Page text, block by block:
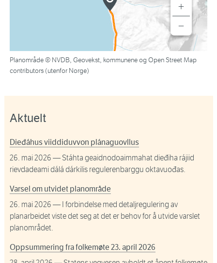
+
−
Planområde © NVDB, Geovekst, kommunene og Open Street Map
contributors (utenfor Norge)
Aktuelt
Dieđáhus viiddiduvvon plánaguovllus
26. mai 2026 — Stáhta geaidnodoaimmahat dieđiha rájiid
rievdadeami dálá dárkilis regulerenbarggu oktavuođas.
Varsel om utvidet planområde
26. mai 2026 — I forbindelse med detaljregulering av
planarbeidet viste det seg at det er behov for å utvide varslet
planområdet.
Oppsummering fra folkemøte 23. april 2026